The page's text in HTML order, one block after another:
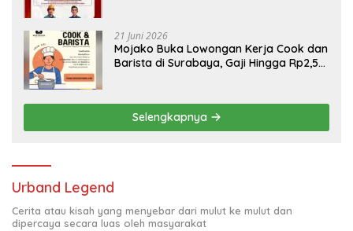
21 Juni 2026
Mojako Buka Lowongan Kerja Cook dan
Barista di Surabaya, Gaji Hingga Rp2,5
Selengkapnya
Urband Legend
Cerita atau kisah yang menyebar dari mulut ke mulut dan
dipercaya secara luas oleh masyarakat